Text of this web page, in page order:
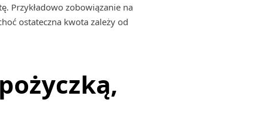
Przykładowo zobowiązanie na
ostateczna kwota zależy od